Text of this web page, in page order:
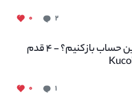
۲ ۰
چگونه در صرافی کوکوین حساب باز کنیم؟ - ۴ قدم
۱ ۰